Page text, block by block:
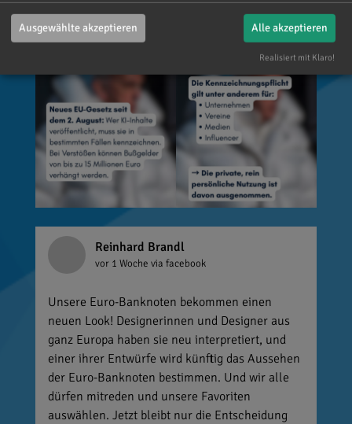
Hinweis muss jedoch klar erkennbar und gut
sichtbar sein.
Reinhard Brandl
vor 1 Woche via facebook
Unsere Euro-Banknoten bekommen einen
neuen Look! Designerinnen und Designer aus
ganz Europa haben sie neu interpretiert, und
einer ihrer Entwürfe wird künftig das Aussehen
der Euro-Banknoten bestimmen. Und wir alle
dürfen mitreden und unsere Favoriten
auswählen. Jetzt bleibt nur die Entscheidung
Ausgewählte akzeptieren Alle akzeptieren
Realisiert mit Klaro!